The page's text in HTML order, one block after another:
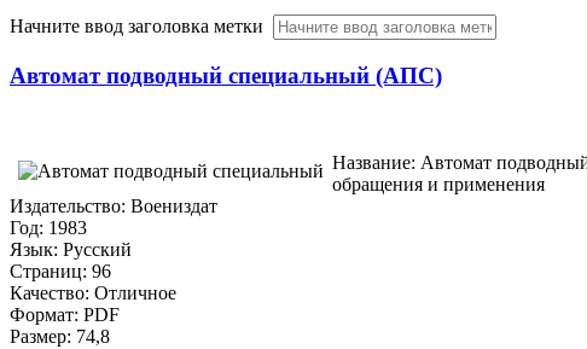
Начните ввод заголовка метки
Автомат подводный специальный (АПС)
Название: Автомат
обращения и применения
Издательство: Воениздат
Год: 1983
Язык: Русский
Cтраниц: 96
Качество: Отличное
Формат: PDF
Размер: 74,8